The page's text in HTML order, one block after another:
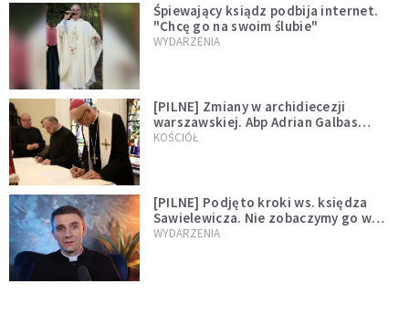
Śpiewający ksiądz podbija internet.
"Chcę go na swoim ślubie"
WYDARZENIA
[PILNE] Zmiany w archidiecezji
warszawskiej. Abp Adrian Galbas
wręczył dekrety nowym proboszczom
KOŚCIÓŁ
[PILNE] Podjęto kroki ws. księdza
Sawielewicza. Nie zobaczymy go w
mediach
WYDARZENIA